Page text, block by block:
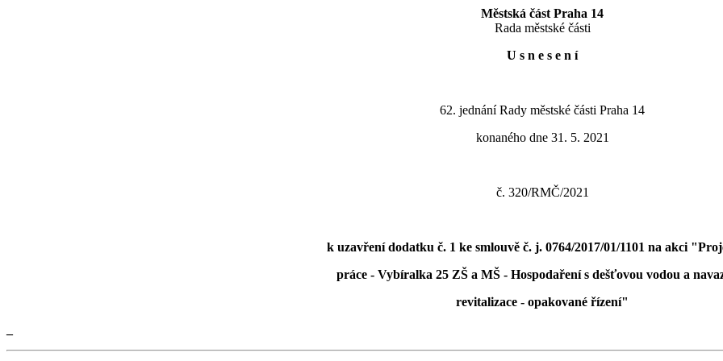
Městská část Praha 14
Rada městské části
U s n e s e n í
62. jednání Rady městské části Praha 14
konaného dne 31. 5. 2021
č. 320/RMČ/2021
k uzavření dodatku č. 1 ke smlouvě č. j. 0764/2017/01/1101 na akci
práce - Vybíralka 25 ZŠ a MŠ - Hospodaření s dešťovou vodou a
revitalizace - opakované řízení"